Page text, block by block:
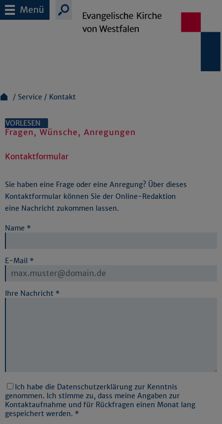
Menü
Service Kontakt
VORLESEN
Fragen, Wünsche, Anregungen
Kontaktformular
Sie haben eine Frage oder eine Anregung? Über dieses
Kontaktformular können Sie der Online-Redaktion
eine Nachricht zukommen lassen.
Name *
E-Mail *
Ihre Nachricht *
Ich habe die Datenschutzerklärung zur Kenntnis
genommen. Ich stimme zu, dass meine Angaben zur
Kontaktaufnahme und für Rückfragen einen Monat lang
gespeichert werden. *